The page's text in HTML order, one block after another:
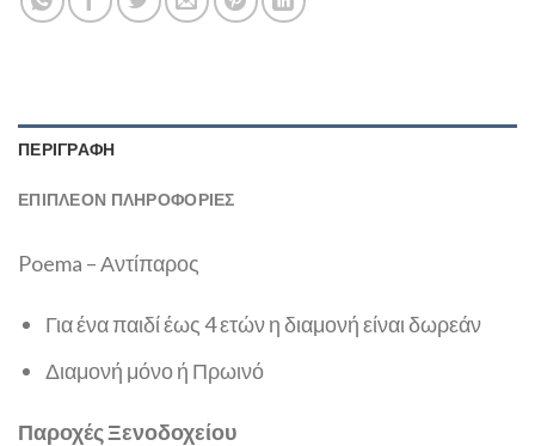
ΠΕΡΙΓΡΑΦΉ
ΕΠΙΠΛΈΟΝ ΠΛΗΡΟΦΟΡΊΕΣ
Poema – Αντίπαρος
Για ένα παιδί έως 4 ετών η διαμονή είναι δωρεάν
Διαμονή μόνο ή Πρωινό
Παροχές Ξενοδοχείου